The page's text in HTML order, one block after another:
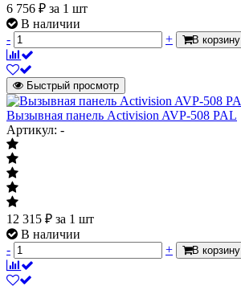
6 756 ₽ за 1 шт
В наличии
-
+ В корзину
Быстрый просмотр
Вызывная панель Activision AVP-508 PAL
Артикул: -
12 315 ₽ за 1 шт
В наличии
-
+ В корзину